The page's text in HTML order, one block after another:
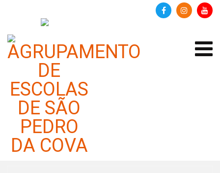
Eventos em
junho 2025
Lista de Eventos